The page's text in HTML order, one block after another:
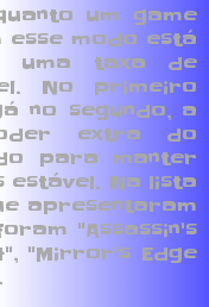
um game
modo está
uma taxa de
No primeiro
no segundo, a
extra do
para manter
estável. Na lista
apresentaram
"Assassin's
"Mirror's Edge